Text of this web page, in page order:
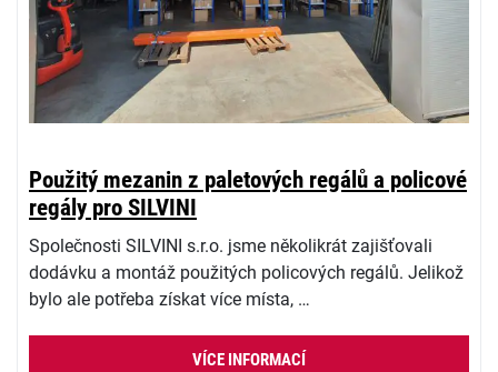
Použitý mezanin z paletových regálů a policové
regály pro SILVINI
Společnosti SILVINI s.r.o. jsme několikrát zajišťovali
dodávku a montáž použitých policových regálů. Jelikož
bylo ale potřeba získat více místa, …
VÍCE INFORMACÍ